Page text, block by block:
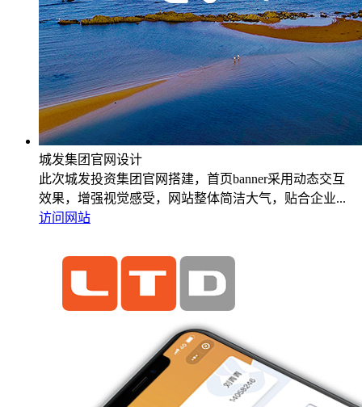
城发集团官网设计
此次城发投资集团官网搭建，首页banner采用动态交互
效果，增强视觉感受，网站整体简洁大气，贴合企业...
访问网站